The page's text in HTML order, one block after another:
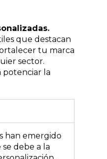
que destacan
tu marca
sector.
potenciar la
han emergido
debe a la